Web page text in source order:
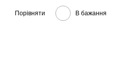
Порівняти В бажання